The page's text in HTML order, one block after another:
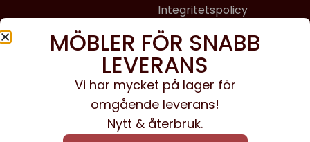
Integritetspolicy
Sociala media
Facebook
Instagram
MÖBLER FÖR SNABB
LEVERANS
Vi har mycket på lager för
omgående leverans!
Nytt & återbruk.